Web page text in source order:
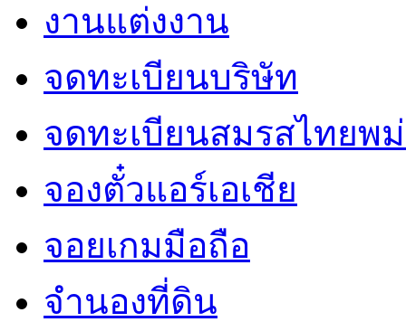
งานแต่งงาน
จดทะเบียนบริษัท
จดทะเบียนสมรสไทยพ
จองตั๋วแอร์เอเชีย
จอยเกมมือถือ
จำนองที่ดิน